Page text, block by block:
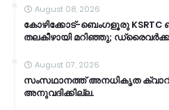
August 08, 2026
കോഴിക്കോട്-ബെംഗളൂരു KSRTC
തലകീഴായി മറിഞ്ഞു;
August 07, 2026
സംസഥാനത്ത് അനധികൃത
അനുവദിക്കില്ല.